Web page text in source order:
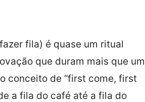
fila) é quase um ritual
que duram mais que um
conceito de “first come, first
a fila do café até a fila do